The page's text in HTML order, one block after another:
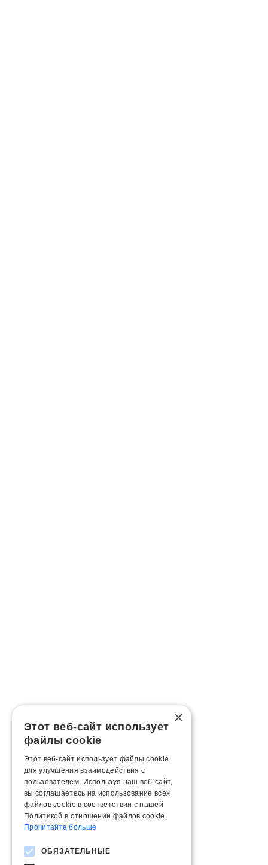
×
Этот веб-сайт использует
файлы cookie
Этот веб-сайт использует файлы cookie
для улучшения взаимодействия с
пользователем. Используя наш веб-сайт,
вы соглашаетесь на использование всех
файлов cookie в соответствии с нашей
Политикой в ​​отношении файлов cookie.
Прочитайте больше
ОБЯЗАТЕЛЬНЫЕ